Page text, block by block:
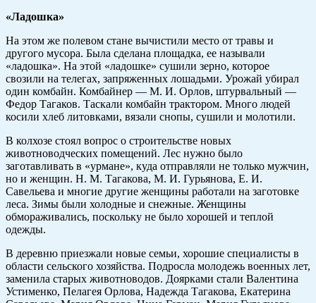
«Ладошка»
На этом же полевом стане вычистили место от травы и
другого мусора. Была сделана площадка, ее называли
«ладошка». На этой «ладошке» сушили зерно, которое
свозили на телегах, запряженных лошадьми. Урожай убирал
один комбайн. Комбайнер — М. И. Орлов, штурвальный —
Федор Тагаков. Таскали комбайн трактором. Много людей
косили хлеб литовками, вязали снопы, сушили и молотили.
В колхозе стоял вопрос о строительстве новых
животноводческих помещений. Лес нужно было
заготавливать в «урмане», куда отправляли не только мужчин,
но и женщин. Н. М. Тагакова, М. И. Гурьянова, Е. И.
Савельева и многие другие женщины работали на заготовке
леса. Зимы были холодные и снежные. Женщины
обмораживались, поскольку не было хорошей и теплой
одежды.
В деревню приезжали новые семьи, хорошие специалисты в
области сельского хозяйства. Подросла молодежь военных лет,
заменила старых животноводов. Доярками стали Валентина
Устименко, Пелагея Орлова, Надежда Тагакова, Екатерина